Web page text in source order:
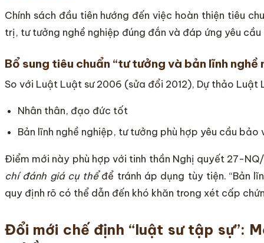
Chính sách đầu tiên hướng đến việc hoàn thiện tiêu
trị, tư tưởng nghề nghiệp đúng đắn và đáp ứng yêu
Bổ sung tiêu chuẩn “tư tưởng và bản lĩnh nghề
So với Luật Luật sư 2006 (sửa đổi 2012), Dự thảo Luật
Nhân thân, đạo đức tốt
Bản lĩnh nghề nghiệp, tư tưởng phù hợp yêu cầu
Điểm mới này phù hợp với tinh thần Nghị quyết 27-
chí đánh giá cụ thểđể tránh áp dụng tùy tiện. “Bản
quy định rõ có thể dẫn đến khó khăn trong xét cấp
Đổi mới chế định “luật sư tập sự”: